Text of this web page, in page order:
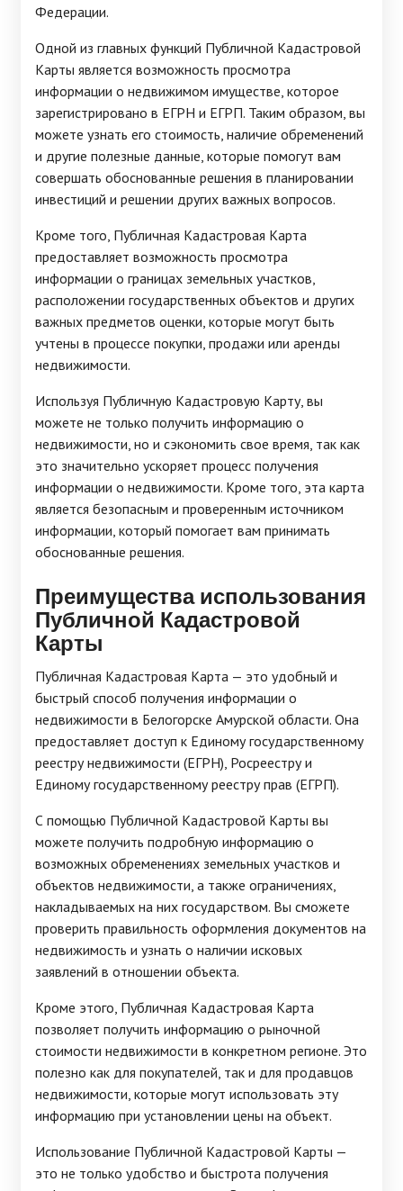
Федерации.
Одной из главных функций Публичной Кадастровой
Карты является возможность просмотра
информации о недвижимом имуществе, которое
зарегистрировано в ЕГРН и ЕГРП. Таким образом, вы
можете узнать его стоимость, наличие обременений
и другие полезные данные, которые помогут вам
совершать обоснованные решения в планировании
инвестиций и решении других важных вопросов.
Кроме того, Публичная Кадастровая Карта
предоставляет возможность просмотра
информации о границах земельных участков,
расположении государственных объектов и других
важных предметов оценки, которые могут быть
учтены в процессе покупки, продажи или аренды
недвижимости.
Используя Публичную Кадастровую Карту, вы
можете не только получить информацию о
недвижимости, но и сэкономить свое время, так как
это значительно ускоряет процесс получения
информации о недвижимости. Кроме того, эта карта
является безопасным и проверенным источником
информации, который помогает вам принимать
обоснованные решения.
Преимущества использования
Публичной Кадастровой
Карты
Публичная Кадастровая Карта — это удобный и
быстрый способ получения информации о
недвижимости в Белогорске Амурской области. Она
предоставляет доступ к Единому государственному
реестру недвижимости (ЕГРН), Росреестру и
Единому государственному реестру прав (ЕГРП).
С помощью Публичной Кадастровой Карты вы
можете получить подробную информацию о
возможных обременениях земельных участков и
объектов недвижимости, а также ограничениях,
накладываемых на них государством. Вы сможете
проверить правильность оформления документов на
недвижимость и узнать о наличии исковых
заявлений в отношении объекта.
Кроме этого, Публичная Кадастровая Карта
позволяет получить информацию о рыночной
стоимости недвижимости в конкретном регионе. Это
полезно как для покупателей, так и для продавцов
недвижимости, которые могут использовать эту
информацию при установлении цены на объект.
Использование Публичной Кадастровой Карты —
это не только удобство и быстрота получения